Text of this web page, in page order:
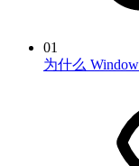
01
为什么